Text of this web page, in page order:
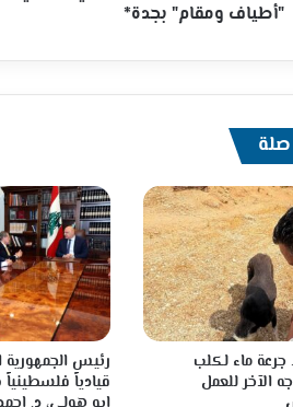
"أطياف ومقام" بجدة*
ماء لكلب
للعمل
رئيس الجمهورية
قيادياً